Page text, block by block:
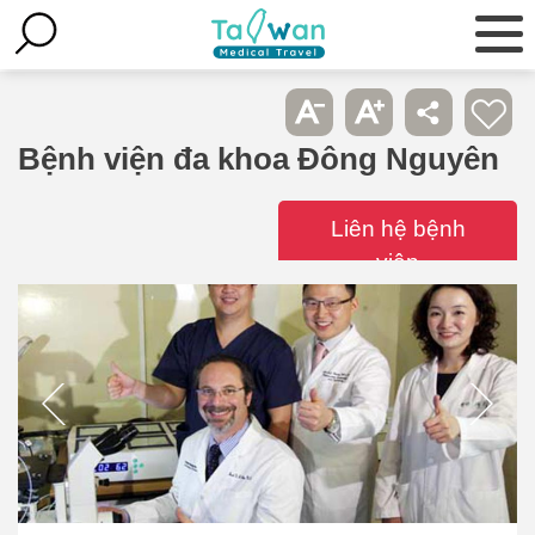
Bệnh viện đa khoa Đông Nguyên
Liên hệ bệnh
viện